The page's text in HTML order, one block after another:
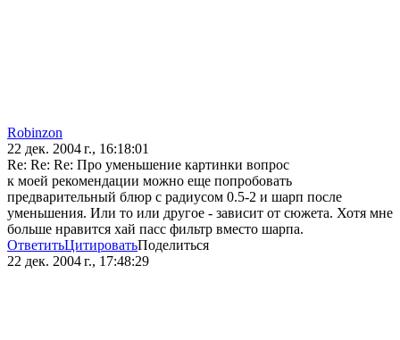
Robinzon
22 дек. 2004 г., 16:18:01
Re: Re: Re: Про уменьшение картинки вопрос
к моей рекомендации можно еще попробовать
предварительный блюр с радиусом 0.5-2 и шарп после
уменьшения. Или то или другое - зависит от сюжета. Хотя мне
больше нравится хай пасс фильтр вместо шарпа.
ОтветитьЦитироватьПоделиться
22 дек. 2004 г., 17:48:29